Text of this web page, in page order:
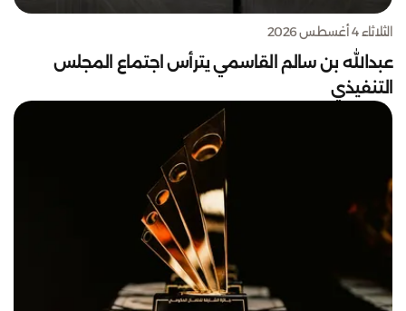
الثلاثاء 4 أغسطس 2026
عبدالله بن سالم القاسمي يترأس اجتماع المجلس
التنفيذي